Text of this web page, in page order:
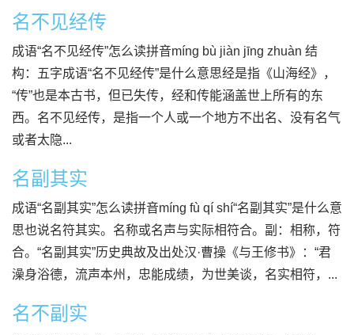
名不见经传
成语“名不见经传”怎么读拼音míng bù jiàn jīng zhuàn 结
构：五字成语“名不见经传”是什么意思经是指《山海经》，
“传”也是本古书，但已失传，经和传能涵盖世上所有的东
西。名不见经传，是指一个人或一个地方不出名、没有名气
或者太隐...
名副其实
成语“名副其实”怎么读拼音míng fù qí shí“名副其实”是什么意
思也说名符其实。名称或名声与实际相符合。副：相称，符
合。“名副其实”历史典故及出处汉·曹操《与王修书》：“君
澡身浴德，流声本州，忠能成绩，为世美谈，名实相符，...
名不副实